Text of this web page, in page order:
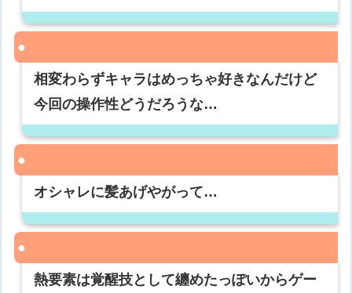
相変わらずキャラはめっちゃ好きなんだけど
今回の操作性どうだろうな…
オシャレに髪あげやがって…
熱要素は覚醒技として纏めたっぽいからゲー